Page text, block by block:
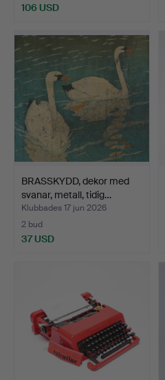
106 USD
BRASSKYDD, dekor med
svanar, metall, tidig…
Klubbades 17 jun 2026
2 bud
37 USD